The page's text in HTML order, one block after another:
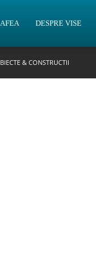
DESPRE VISE
& CONSTRUCTII